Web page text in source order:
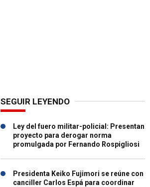
SEGUIR LEYENDO
Ley del fuero militar-policial: Presentan
proyecto para derogar norma
promulgada por Fernando Rospigliosi
Presidenta Keiko Fujimori se reúne con
canciller Carlos Espá para coordinar